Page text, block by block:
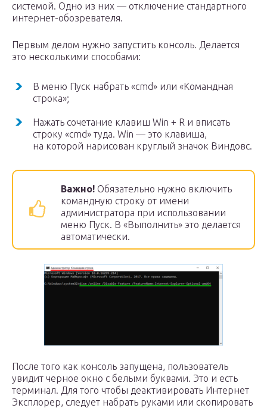
системой. Одно из них — отключение стандартного
интернет-обозревателя.
Первым делом нужно запустить консоль. Делается
это несколькими способами:
В меню Пуск набрать «cmd» или «Командная
строка»;
Нажать сочетание клавиш Win + R и вписать
строку «cmd» туда. Win — это клавиша,
на которой нарисован круглый значок Виндовс.
Важно! Обязательно нужно включить
командную строку от имени
администратора при использовании
меню Пуск. В «Выполнить» это делается
автоматически.
После того как консоль запущена, пользователь
увидит черное окно с белыми буквами. Это и есть
терминал. Для того чтобы деактивировать Интернет
Эксплорер, следует набрать руками или скопировать